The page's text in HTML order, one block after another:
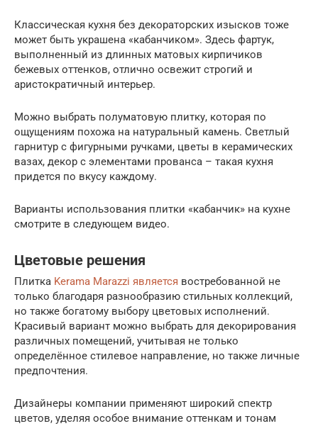
Классическая кухня без декораторских изысков тоже
может быть украшена «кабанчиком». Здесь фартук,
выполненный из длинных матовых кирпичиков
бежевых оттенков, отлично освежит строгий и
аристократичный интерьер.
Можно выбрать полуматовую плитку, которая по
ощущениям похожа на натуральный камень. Светлый
гарнитур с фигурными ручками, цветы в керамических
вазах, декор с элементами прованса – такая кухня
придется по вкусу каждому.
Варианты использования плитки «кабанчик» на кухне
смотрите в следующем видео.
Цветовые решения
Плитка Kerama Marazzi является востребованной не
только благодаря разнообразию стильных коллекций,
но также богатому выбору цветовых исполнений.
Красивый вариант можно выбрать для декорирования
различных помещений, учитывая не только
определённое стилевое направление, но также личные
предпочтения.
Дизайнеры компании применяют широкий спектр
цветов, уделяя особое внимание оттенкам и тонам